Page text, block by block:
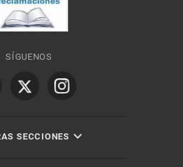
SÍGUENOS
SECCIONES